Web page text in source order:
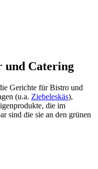
und Catering
Gerichte für Bistro und
(u.a. Ziebeleskäs),
die im
sind die sie an den grünen